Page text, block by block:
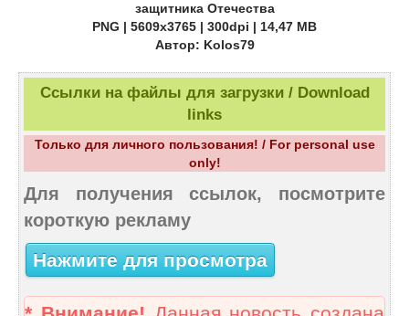
защитника Отечества
PNG | 5609х3765 | 300dpi | 14,47 МB
Автор: Kolos79
Ссылки на файлы для загрузки / Download
links
Только для личного пользования! / For personal use
only!
Для получения ссылок, посмотрите
короткую рекламу
Нажмите для просмотра